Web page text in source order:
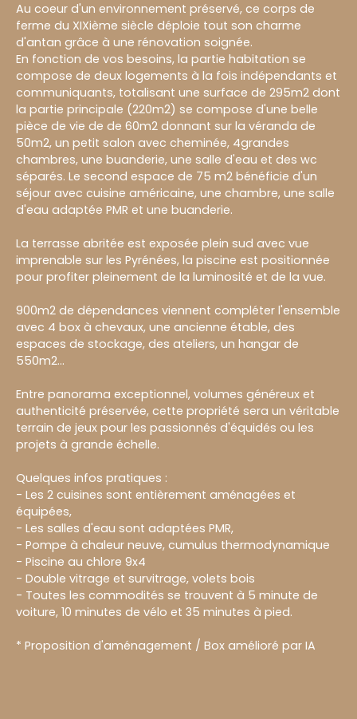
Au coeur d'un environnement préservé, ce corps de
ferme du XIXième siècle déploie tout son charme
d'antan grâce à une rénovation soignée.
En fonction de vos besoins, la partie habitation se
compose de deux logements à la fois indépendants et
communiquants, totalisant une surface de 295m2 dont
la partie principale (220m2) se compose d'une belle
pièce de vie de de 60m2 donnant sur la véranda de
50m2, un petit salon avec cheminée, 4grandes
chambres, une buanderie, une salle d'eau et des wc
séparés. Le second espace de 75 m2 bénéficie d'un
séjour avec cuisine américaine, une chambre, une salle
d'eau adaptée PMR et une buanderie.
La terrasse abritée est exposée plein sud avec vue
imprenable sur les Pyrénées, la piscine est positionnée
pour profiter pleinement de la luminosité et de la vue.
900m2 de dépendances viennent compléter l'ensemble
avec 4 box à chevaux, une ancienne étable, des
espaces de stockage, des ateliers, un hangar de
550m2...
Entre panorama exceptionnel, volumes généreux et
authenticité préservée, cette propriété sera un véritable
terrain de jeux pour les passionnés d'équidés ou les
projets à grande échelle.
Quelques infos pratiques :
- Les 2 cuisines sont entièrement aménagées et
équipées,
- Les salles d'eau sont adaptées PMR,
- Pompe à chaleur neuve, cumulus thermodynamique
- Piscine au chlore 9x4
- Double vitrage et survitrage, volets bois
- Toutes les commodités se trouvent à 5 minute de
voiture, 10 minutes de vélo et 35 minutes à pied.
* Proposition d'aménagement / Box amélioré par IA